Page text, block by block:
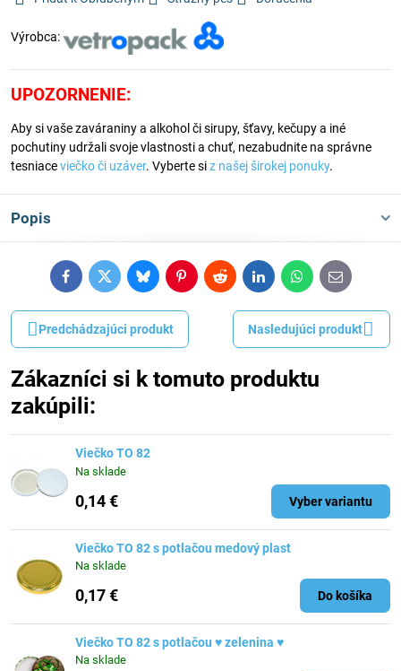
Výrobca:
UPOZORNENIE:
Aby si vaše zaváraniny a alkohol či sirupy, šťavy, kečupy a iné
pochutiny udržali svoje vlastnosti a chuť, nezabudnite na správne
tesniaceviečko či uzáver. Vyberte siz našej širokej ponuky.
Popis
FacebookTwitterBlueskyPinterestRedditLinkedInWhatsApp
E-
mail
Predchádzajúci produkt Nasledujúci produkt
Zákazníci si k tomuto produktu
zakúpili:
Viečko TO 82
Na sklade
0,14 € Vyber variantu
Viečko TO 82 s potlačou medový plast
Na sklade
0,17 € Do košíka
Viečko TO 82 s potlačou ♥ zelenina ♥
Na sklade